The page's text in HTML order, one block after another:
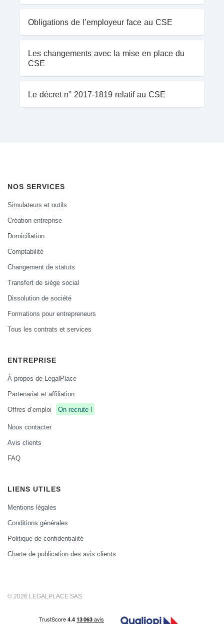
Obligations de l’employeur face au CSE
Les changements avec la mise en place du
CSE
Le décret n° 2017-1819 relatif au CSE
NOS SERVICES
Simulateurs et outils
Création entreprise
Domiciliation
Comptabilité
Changement de statuts
Transfert de siège social
Dissolution de société
Formations pour entrepreneurs
Tous les contrats et services
ENTREPRISE
À propos de LegalPlace
Partenariat et affiliation
Offres d’emploi
On recrute !
Nous contacter
Avis clients
FAQ
LIENS UTILES
Mentions légales
Conditions générales
Politique de confidentialité
Charte de publication des avis clients
© 2026 LEGALPLACE SAS